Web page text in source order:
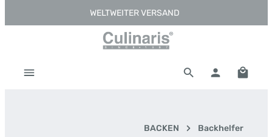
Zum Hauptinhalt springenWELTWEITER VERSAND
BACKEN Backhelfer